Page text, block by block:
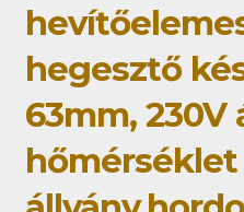
hegesztő
63mm,